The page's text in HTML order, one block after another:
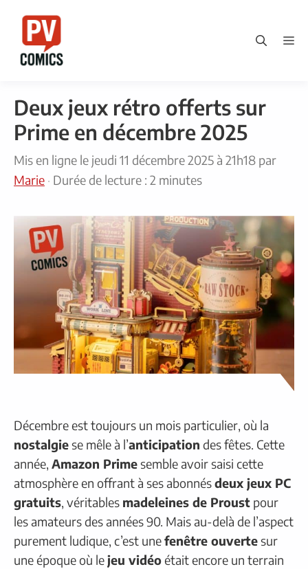
contenu
Deux jeux rétro offerts sur
Prime en décembre 2025
Mis en ligne le jeudi 11 décembre 2025 à 21h18 par
Marie · Durée de lecture : 2 minutes
Décembre est toujours un mois particulier, où la
nostalgie se mêle à l’anticipation des fêtes. Cette
année, Amazon Prime semble avoir saisi cette
atmosphère en offrant à ses abonnésdeux jeux PC
gratuits, véritables madeleines de Proust pour
les amateurs des années 90. Mais au-delà de l’aspect
purement ludique, c’est unefenêtre ouverte sur
une époque où lejeu vidéoétait encore un terrain